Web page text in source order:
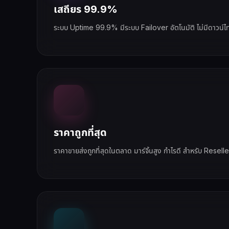
เสถียร 99.9%
ระบบ Uptime 99.9% มีระบบ Failover อัตโนมัติ ไม่มีดาวน์ไ
ราคาถูกที่สุด
ราคาขายส่งถูกที่สุดในตลาด มาร์จิ้นสูง กำไรดี สำหรับ